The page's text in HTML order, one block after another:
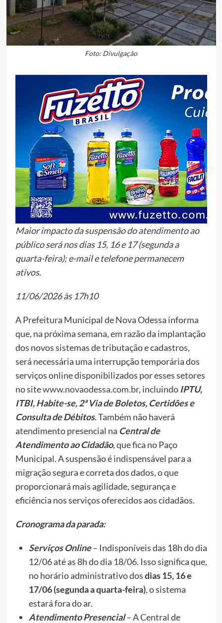
Foto: Divulgação
Maior impacto da suspensão do atendimento ao
público será nos dias 15, 16 e 17 (segunda a
quarta-feira); e-mail e telefone permanecem
ativos.
11/06/2026 às 17h10
A Prefeitura Municipal de Nova Odessa informa
que, na próxima semana, em razão da implantação
dos novos sistemas de tributação e cadastros,
será necessária uma interrupção temporária dos
serviços online disponibilizados por esses setores
no sitewww.novaodessa.com.br, incluindo IPTU,
ITBI, Habite-se, 2ª Via de Boletos, Certidões e
Consulta de Débitos. Também não haverá
atendimento presencial na Central de
Atendimento ao Cidadão, que fica no Paço
Municipal. A suspensão é indispensável para a
migração segura e correta dos dados, o que
proporcionará mais agilidade, segurança e
eficiência nos serviços oferecidos aos cidadãos.
Cronograma da parada:
Serviços Online– Indisponíveis das 18h do dia
12/06 até as 8h do dia 18/06. Isso significa que,
no horário administrativo dosdias 15, 16 e
17/06 (segunda a quarta-feira), o sistema
estará fora do ar.
Atendimento Presencial– A Central de